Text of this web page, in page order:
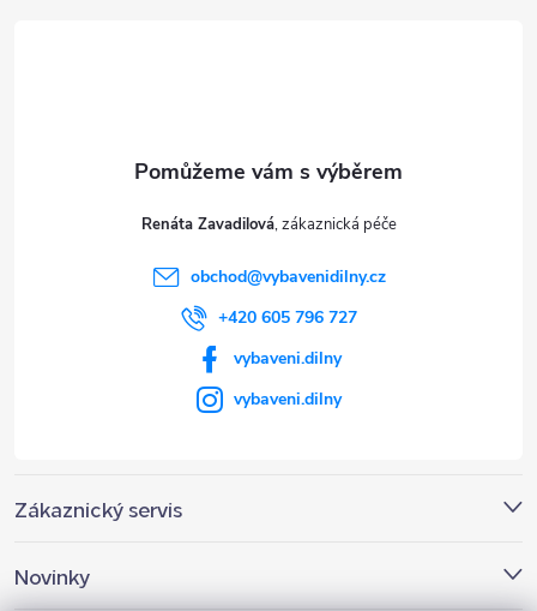
Zákaznický servis
Novinky
Renáta Zavadilová
obchod@vybavenidilny.cz
+420 605 796 727
vybaveni.dilny
vybaveni.dilny